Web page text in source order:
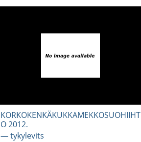
KORKOKENKÄKUKKAMEKKOSUOHIIHT
O 2012.
― tykylevits